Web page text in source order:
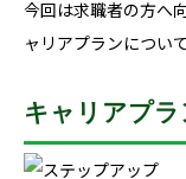
今回は求職者の方へ
ャリアプランについ
キャリアプ